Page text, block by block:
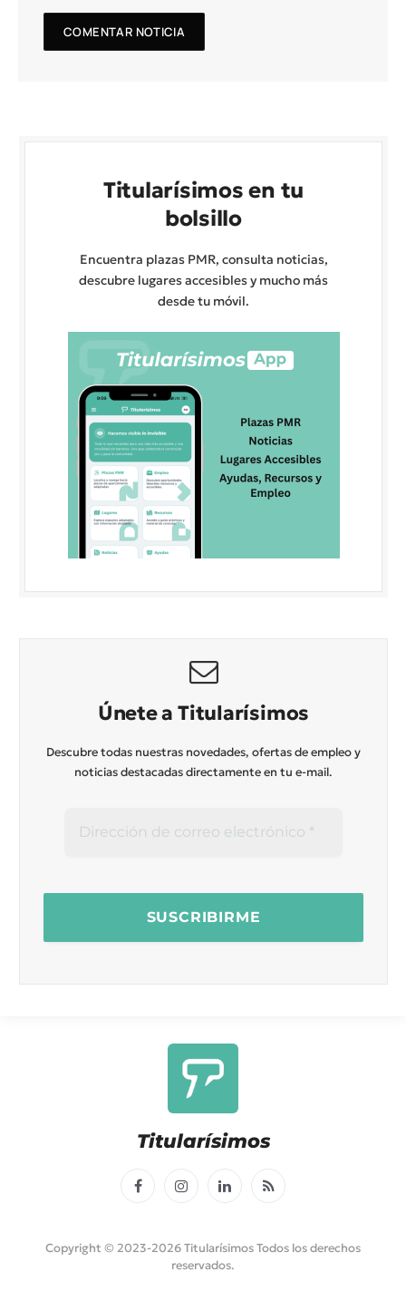
Titularísimos en tu
bolsillo
Encuentra plazas PMR, consulta noticias,
descubre lugares accesibles y mucho más
desde tu móvil.
Únete a Titularísimos
Descubre todas nuestras novedades, ofertas de empleo y
noticias destacadas directamente en tu e-mail.
Titularísimos
FacebookInstagramLinkedInRSS
Copyright © 2023-2026 Titularísimos Todos los derechos
reservados.